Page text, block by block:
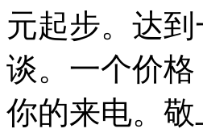
元起步。达
谈。一个价
你的来电。